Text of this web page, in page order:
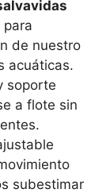
para
de nuestro
acuáticas.
soporte
a flote sin
subestimar